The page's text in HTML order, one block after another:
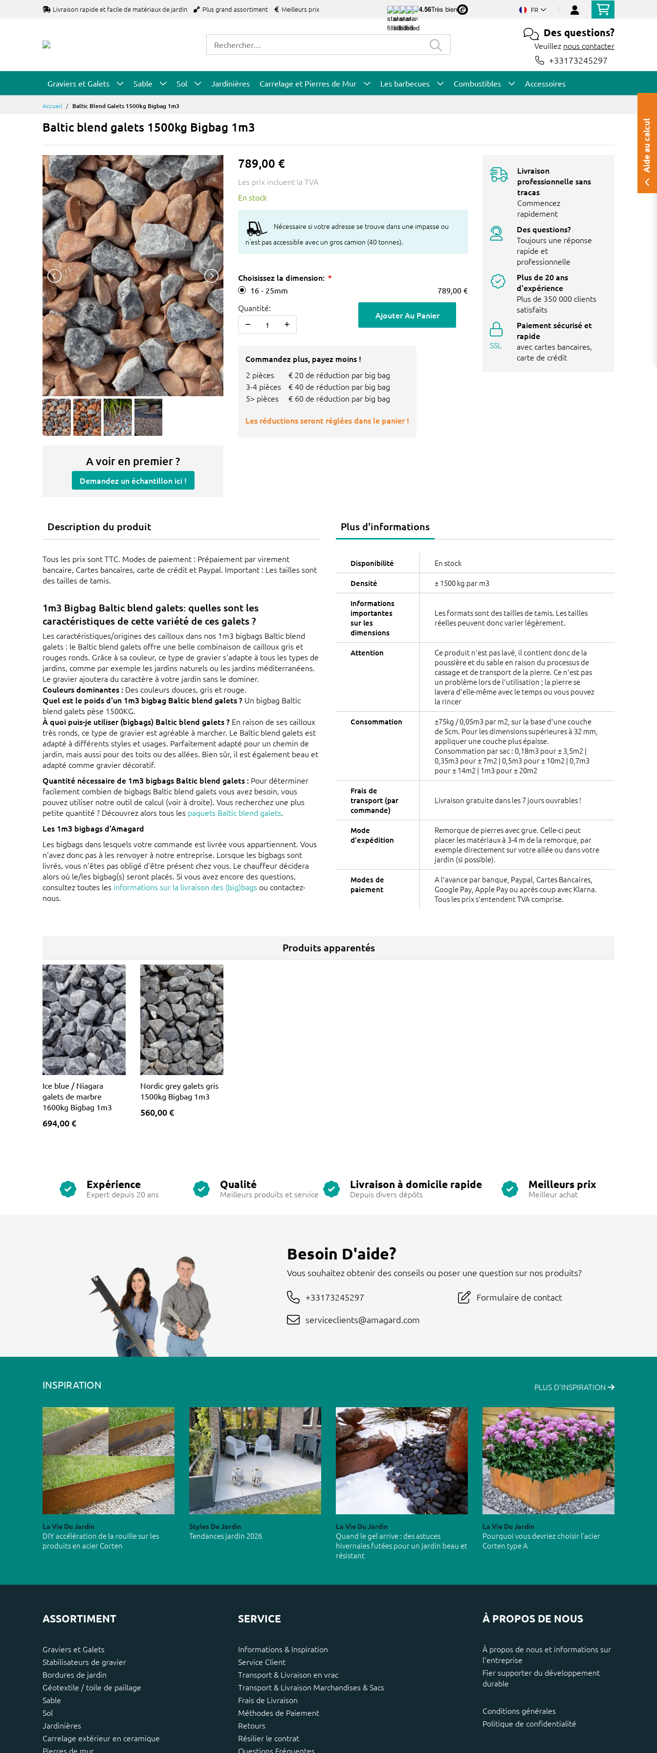
Livraison rapide et facile de matériaux de jardin Plus grand assortiment Meilleurs prix 4.56Très bien FR
Des questions?
Veuillez nous contacter
+33173245297
Graviers et Galets Sable Sol Jardinières Carrelage et Pierres de Mur Les barbecues Combustibles Accessoires
Accueil Baltic Blend Galets 1500kg Bigbag 1m3
Baltic blend galets 1500kg Bigbag 1m3
A voir en premier ?
Demandez un échantillon ici !
789,00 €
Les prix incluent la TVA
En stock
Nécessaire si votre adresse se trouve dans une impasse ou
n'est pas accessible avec un gros camion (40 tonnes).
Choisissez la dimension:
16 - 25mm 789,00 €
Quantité:
Ajouter Au Panier
Commandez plus, payez moins !
2 pièces
€ 20 de réduction par big bag
3-4 pièces
€ 40 de réduction par big bag
5> pièces
€ 60 de réduction par big bag
Les réductions seront réglées dans le panier !
Livraison
professionnelle sans
tracas
Commencez
rapidement
Des questions?
Toujours une réponse
rapide et
professionnelle
Plus de 20 ans
d'expérience
Plus de 350 000 clients
satisfaits
SSL
Paiement sécurisé et
rapide
avec cartes bancaires,
carte de crédit
Description du produit
Tous les prix sont TTC. Modes de paiement : Prépaiement par virement
bancaire, Cartes bancaires, carte de crédit et Paypal. Important : Les tailles sont
des tailles de tamis.
1m3 Bigbag Baltic blend galets: quelles sont les
caractéristiques de cette variété de ces galets ?
Les caractéristiques/origines des cailloux dans nos 1m3 bigbags Baltic blend
galets : le Baltic blend galets offre une belle combinaison de cailloux gris et
rouges ronds. Grâce à sa couleur, ce type de gravier s'adapte à tous les types de
jardins, comme par exemple les jardins naturels ou les jardins méditerranéens.
Le gravier ajoutera du caractère à votre jardin sans le dominer.
Couleurs dominantes : Des couleurs douces, gris et rouge.
Quel est le poids d'un 1m3 bigbag Baltic blend galets ? Un bigbag Baltic
blend galets pèse 1500KG.
À quoi puis-je utiliser (bigbags) Baltic blend galets ? En raison de ses cailloux
très ronds, ce type de gravier est agréable à marcher. Le Baltic blend galets est
adapté à différents styles et usages. Parfaitement adapté pour un chemin de
jardin, mais aussi pour des toits ou des allées. Bien sûr, il est également beau et
adapté comme gravier décoratif.
Quantité nécessaire de 1m3 bigbags Baltic blend galets : Pour déterminer
facilement combien de bigbags Baltic blend galets vous avez besoin, vous
pouvez utiliser notre outil de calcul (voir à droite). Vous recherchez une plus
petite quantité ? Découvrez alors tous les paquets Baltic blend galets.
Les 1m3 bigbags d'Amagard
Les bigbags dans lesquels votre commande est livrée vous appartiennent. Vous
n'avez donc pas à les renvoyer à notre entreprise. Lorsque les bigbags sont
livrés, vous n'êtes pas obligé d'être présent chez vous. Le chauffeur décidera
alors où le/les bigbag(s) seront placés. Si vous avez encore des questions,
consultez toutes les informations sur la livraison des (big)bags ou contactez-
nous.
Plus d'informations
Disponibilité En stock
Densité ± 1500 kg par m3
Informations
importantes
sur les
dimensions
Les formats sont des tailles de tamis. Les tailles
réelles peuvent donc varier légèrement.
Attention
Ce produit n'est pas lavé, il contient donc de la
poussière et du sable en raison du processus de
cassage et de transport de la pierre. Ce n'est pas
un problème lors de l'utilisation ; la pierre se
lavera d'elle-même avec le temps ou vous pouvez
la rincer
Consommation
±75kg / 0,05m3 par m2, sur la base d'une couche
de 5cm. Pour les dimensions supérieures à 32 mm,
appliquer une couche plus épaisse.
Consommation par sac : 0,18m3 pour ± 3,5m2 |
0,35m3 pour ± 7m2 | 0,5m3 pour ± 10m2 | 0,7m3
pour ± 14m2 | 1m3 pour ± 20m2
Frais de
transport (par
commande)
Livraison gratuite dans les 7 jours ouvrables !
Mode
d'expédition
Remorque de pierres avec grue. Celle-ci peut
placer les matériaux à 3-4 m de la remorque, par
exemple directement sur votre allée ou dans votre
jardin (si possible).
Modes de
paiement
A l'avance par banque, Paypal, Cartes Bancaires,
Google Pay, Apple Pay ou après coup avec Klarna.
Tous les prix s'entendent TVA comprise.
Produits apparentés
Ice blue / Niagara
galets de marbre
1600kg Bigbag 1m3
694,00 €
Nordic grey galets gris
1500kg Bigbag 1m3
560,00 €
Expérience
Expert depuis 20 ans
Qualité
Meilleurs produits et service
Livraison à domicile rapide
Depuis divers dépôts
Meilleurs prix
Meilleur achat
Besoin D'aide?
Vous souhaitez obtenir des conseils ou poser une question sur nos produits?
+33173245297
serviceclients@amagard.com
Formulaire de contact
INSPIRATION PLUS D'INSPIRATION
La Vie Du Jardin
DIY accélération de la rouille sur les
produits en acier Corten
Styles De Jardin
Tendances jardin 2026
La Vie Du Jardin
Quand le gel arrive : des astuces
hivernales futées pour un jardin beau et
résistant
La Vie Du Jardin
Pourquoi vous devriez choisir l’acier
Corten type A
ASSORTIMENT
Graviers et Galets
Stabilisateurs de gravier
Bordures de jardin
Géotextile / toile de paillage
Sable
Sol
Jardinières
Carrelage extérieur en ceramique
Pierres de mur
SERVICE
Informations & Inspiration
Service Client
Transport & Livraison en vrac
Transport & Livraison Marchandises & Sacs
Frais de Livraison
Méthodes de Paiement
Retours
Résilier le contrat
Questions Fréquentes
À PROPOS DE NOUS
À propos de nous et informations sur
l'entreprise
Fier supporter du développement
durable
Conditions générales
Politique de confidentialité
Aide au calcul